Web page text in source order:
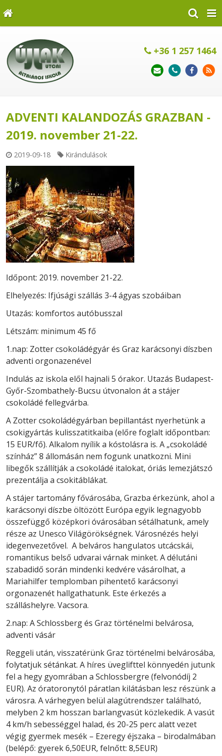
+36 1 257 1464
ADVENTI KALANDOZÁS GRAZBAN -
2019. november 21-22.
2019-09-18 Kirándulások
Időpont: 2019. november 21-22.
Elhelyezés: Ifjúsági szállás 3-4 ágyas szobáiban
Utazás: komfortos autóbusszal
Létszám: minimum 45 fő
1.nap: Zotter csokoládégyár és Graz karácsonyi díszben
adventi orgonazenével
Indulás az iskola elől hajnali 5 órakor. Utazás Budapest-
Győr-Szombathely-Bucsu útvonalon át a stájer
csokoládé fellegvárba.
A Zotter csokoládégyárban bepillantást nyerhetünk a
csokigyártás kulisszatitkaiba (előre foglalt időpontban:
15 EUR/fő). Alkalom nyílik a kóstolásra is. A „csokoládé
színház” 8 állomásán nem fogunk unatkozni. Mini
libegők szállítják a csokoládé italokat, óriás lemezjátszó
prezentálja a csokitáblákat.
A stájer tartomány fővárosába, Grazba érkezünk, ahol a
karácsonyi díszbe öltözött Európa egyik legnagyobb
összefüggő középkori óvárosában sétálhatunk, amely
része az Unesco Világörökségnek. Városnézés helyi
idegenvezetővel. A belváros hangulatos utcácskái,
romantikus belső udvarai várnak minket. A délutáni
szabadidő során mindenki kedvére vásárolhat, a
Mariahilfer templomban pihentető karácsonyi
orgonazenét hallgathatunk. Este érkezés a
szálláshelyre. Vacsora.
2.nap: A Schlossberg és Graz történelmi belvárosa,
adventi vásár
Reggeli után, visszatérünk Graz történelmi belvárosába,
folytatjuk sétánkat. A híres üveglifttel könnyedén jutunk
fel a hegy gyomrában a Schlossbergre (felvonódíj 2
EUR). Az óratoronytól páratlan kilátásban lesz részünk a
városra. A várhegyen belül alagútrendszer található,
melyben 2 km hosszan barlangvasút közlekedik. A vasút
4 km/h sebességgel halad, és 20-25 perc alatt vezet
végig gyermek mesék – Ezeregy éjszaka – birodalmában
(belépő: gyerek 6,50EUR, felnőtt: 8,5EUR)